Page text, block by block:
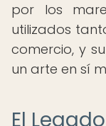
por los
utilizados
comercio, y
un arte en sí
El